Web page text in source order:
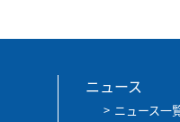
ニュース
ニュース一